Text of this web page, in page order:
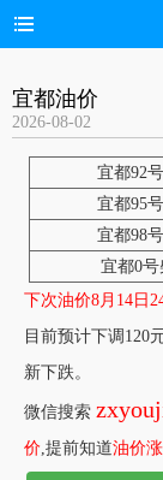
宜都油价
2026-08-02
宜都92
宜都95
宜都98
宜都0号
下次油价8月14日
目前预计下调120
新下跌。
微信搜索
价,提前知道油价